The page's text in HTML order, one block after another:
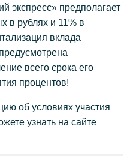
экспресс» предполагает
в рублях и 11% в
вклада
всего срока его
процентов!
об условиях участия
узнать на сайте